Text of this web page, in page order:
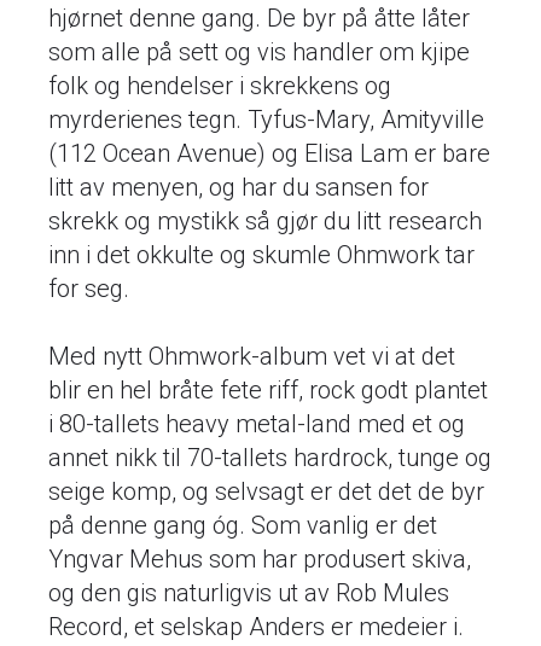
hjørnet denne gang. De byr på åtte låter
som alle på sett og vis handler om kjipe
folk og hendelser i skrekkens og
myrderienes tegn. Tyfus-Mary, Amityville
(112 Ocean Avenue) og Elisa Lam er bare
litt av menyen, og har du sansen for
skrekk og mystikk så gjør du litt research
inn i det okkulte og skumle Ohmwork tar
for seg.
Med nytt Ohmwork-album vet vi at det
blir en hel bråte fete riff, rock godt plantet
i 80-tallets heavy metal-land med et og
annet nikk til 70-tallets hardrock, tunge og
seige komp, og selvsagt er det det de byr
på denne gang óg. Som vanlig er det
Yngvar Mehus som har produsert skiva,
og den gis naturligvis ut av Rob Mules
Record, et selskap Anders er medeier i.